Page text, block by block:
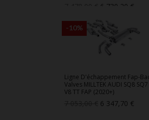
base
Prix
6 730,20 €
Ligne D'échappement Fap-
Valves MILLTEK AUDI SQ8
V8 TT FAP (2020+)
Prix
6 347,70 €
-10%